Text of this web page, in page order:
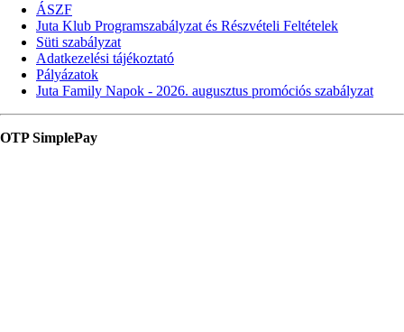
ÁSZF
Juta Klub Programszabályzat és Részvételi Feltételek
Süti szabályzat
Adatkezelési tájékoztató
Pályázatok
Juta Family Napok - 2026. augusztus promóciós szabályzat
OTP SimplePay